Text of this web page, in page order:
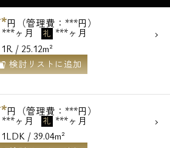
円（管理費：***円）
***ヶ月 礼 ***ヶ月
/ 25.12m²
検討リストに追加
円（管理費：***円）
***ヶ月 礼 ***ヶ月
/ 39.04m²